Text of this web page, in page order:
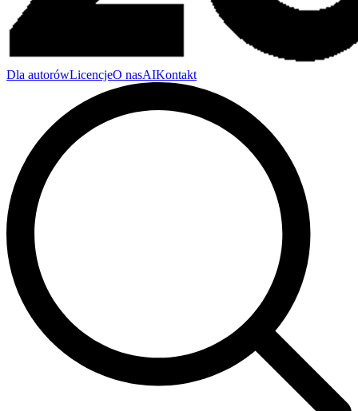
Dla autorówLicencjeO nasAIKontakt